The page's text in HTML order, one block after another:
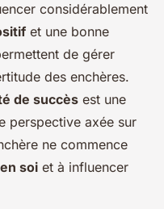
considérablement
et une bonne
de gérer
des enchères.
de succès est une
perspective axée sur
ne commence
soi et à influencer